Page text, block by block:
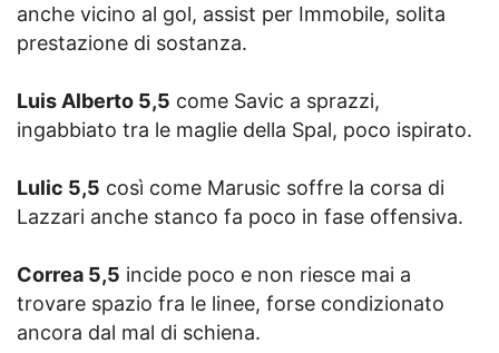
anche vicino al gol, assist per Immobile, solita
prestazione di sostanza.
Luis Alberto 5,5 come Savic a sprazzi,
ingabbiato tra le maglie della Spal, poco ispirato.
Lulic 5,5 così come Marusic soffre la corsa di
Lazzari anche stanco fa poco in fase offensiva.
Correa 5,5 incide poco e non riesce mai a
trovare spazio fra le linee, forse condizionato
ancora dal mal di schiena.